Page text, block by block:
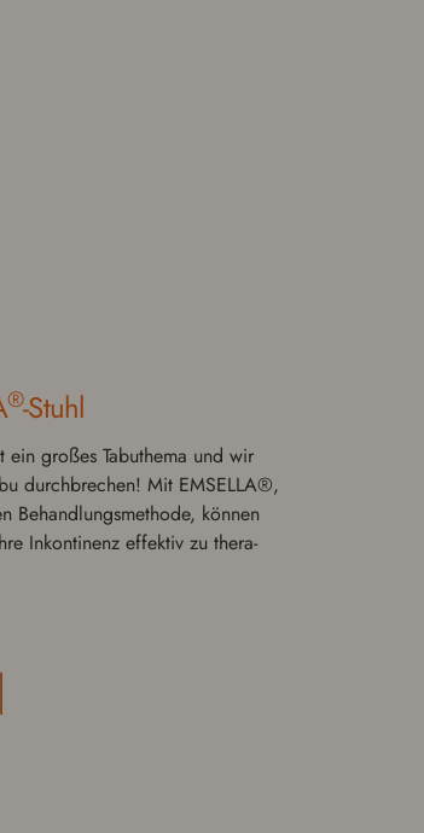
®-Stuhl
ein großes Tabuthe­ma und wir
durch­brechen! Mit EMSELLA®,
Behand­lungsmeth­ode, können
Inkon­ti­nenz effektiv zu ther­a­